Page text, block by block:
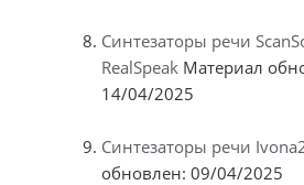
Синтезаторы речи
RealSpeak Материал
14/04/2025
Синтезаторы речи
обновлен: 09/04/2025